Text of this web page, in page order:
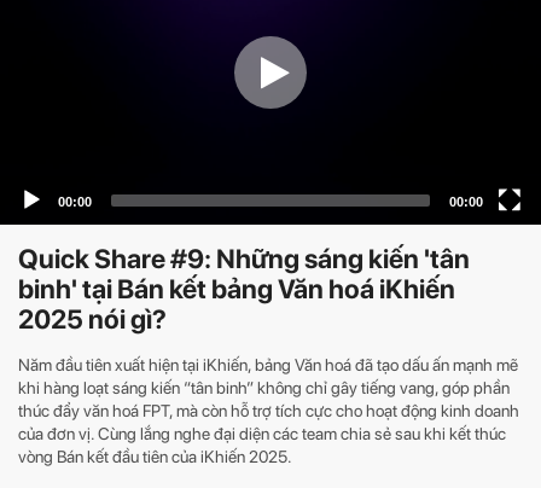
Quick Share #9: Những sáng kiến 'tân
binh' tại Bán kết bảng Văn hoá iKhiến
2025 nói gì?
Năm đầu tiên xuất hiện tại iKhiến, bảng Văn hoá đã tạo dấu ấn mạnh mẽ
khi hàng loạt sáng kiến “tân binh” không chỉ gây tiếng vang, góp phần
thúc đẩy văn hoá FPT, mà còn hỗ trợ tích cực cho hoạt động kinh doanh
của đơn vị. Cùng lắng nghe đại diện các team chia sẻ sau khi kết thúc
vòng Bán kết đầu tiên của iKhiến 2025.